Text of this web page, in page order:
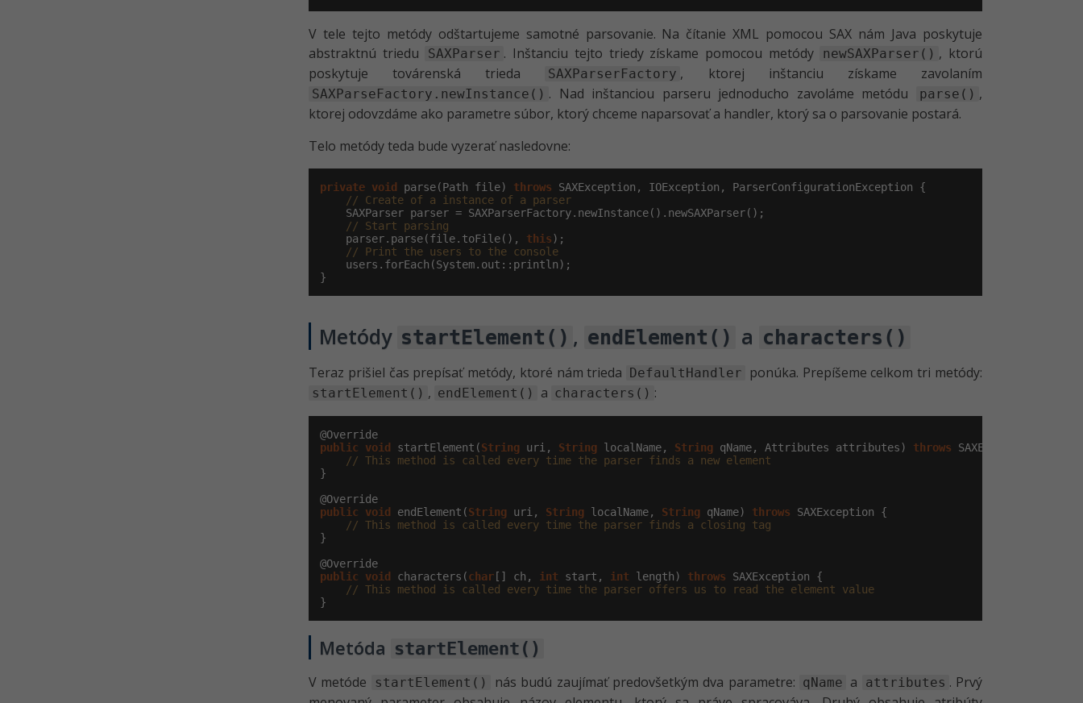
V tele tejto metódy odštartujeme samotné parsovanie. Na čítanie XML pomocou SAX nám Java poskytuje
abstraktnú triedu
SAXParser . Inštanciu tejto triedy získame pomocou metódy newSAXParser() , ktorú
poskytuje továrenská trieda
SAXParserFactory , ktorej inštanciu získame zavolaním
SAXParseFactory.newInstance() . Nad inštanciou parseru jednoducho zavoláme metódu parse() ,
ktorej odovzdáme ako parametre súbor, ktorý chceme naparsovať a handler, ktorý sa o parsovanie postará.
Telo metódy teda bude vyzerať nasledovne:
private void parse(Path file) throws SAXException, IOException, ParserConfigurationException {
// Create of a instance of a parser
    SAXParser parser = SAXParserFactory.newInstance().newSAXParser();
// Start parsing
    parser.parse(file.toFile(),
this);
// Print the users to the console
    users.forEach(System.out::println);
}
Metódy startElement() , endElement() a characters()
Teraz prišiel čas prepísať metódy, ktoré nám trieda DefaultHandler ponúka. Prepíšeme celkom tri metódy:
startElement() , endElement() a characters() :
public
void startElement(String uri, String localName, String qName, Attributes attributes) throws SAXException {
// This method is called every time the parser finds a new element
}
public
void endElement(String uri, String localName, String qName) throws SAXException {
// This method is called every time the parser finds a closing tag
}
public
void characters(char [] ch, int start, int length) throws SAXException {
// This method is called every time the parser offers us to read the element value
}
Metóda startElement()
V metóde startElement() nás budú zaujímať predovšetkým dva parametre: qName a attributes . Prvý